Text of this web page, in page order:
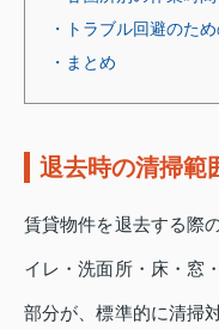
・トラブル回避のた
・まとめ
退去時の清掃範
賃貸物件を退去する際
イレ・洗面所・床・窓
部分が、標準的に清掃